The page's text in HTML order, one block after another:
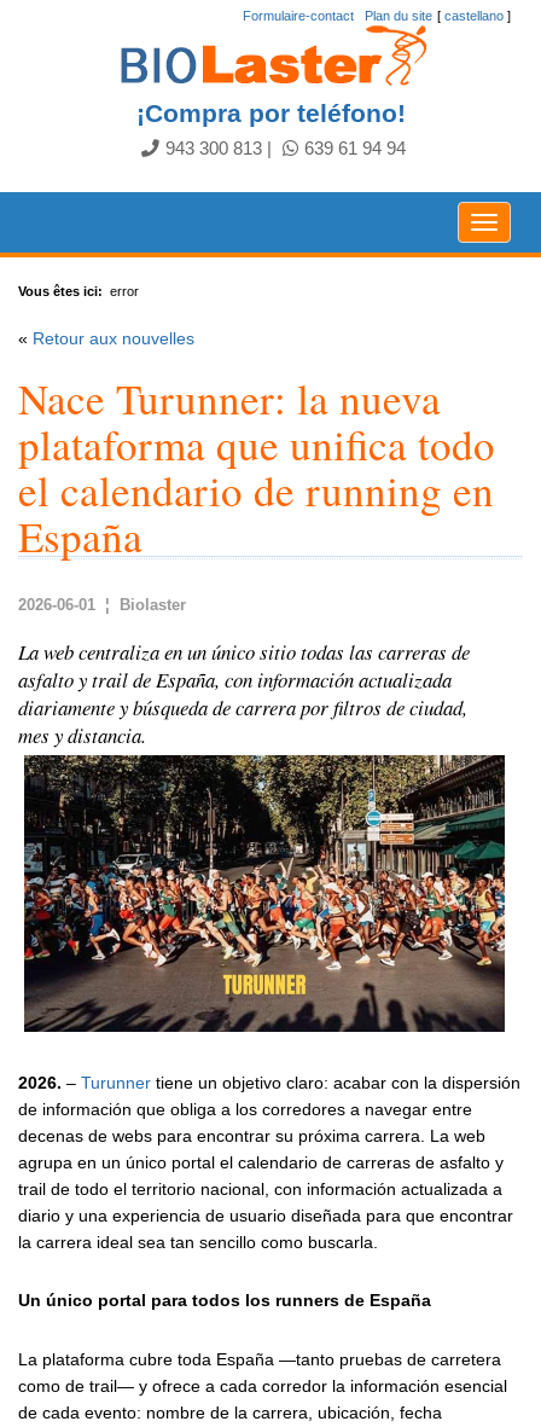
[ castellano ]
Formulaire-contact Plan du site
¡Compra por teléfono!
943 300 813 639 61 94 94
Toggle
Vous êtes ici: error
« Retour aux nouvelles
Nace Turunner: la nueva
plataforma que unifica todo
el calendario de running en
España
2026-06-01 ¦ Biolaster
La web centraliza en un único sitio todas las carreras de
asfalto y trail de España, con información actualizada
diariamente y búsqueda de carrera por filtros de ciudad,
mes y distancia.
2026. – Turunner tiene un objetivo claro: acabar con la dispersión
de información que obliga a los corredores a navegar entre
decenas de webs para encontrar su próxima carrera. La web
agrupa en un único portal el calendario de carreras de asfalto y
trail de todo el territorio nacional, con información actualizada a
diario y una experiencia de usuario diseñada para que encontrar
la carrera ideal sea tan sencillo como buscarla.
Un único portal para todos los runners de España
La plataforma cubre toda España —tanto pruebas de carretera
como de trail— y ofrece a cada corredor la información esencial
de cada evento: nombre de la carrera, ubicación, fecha